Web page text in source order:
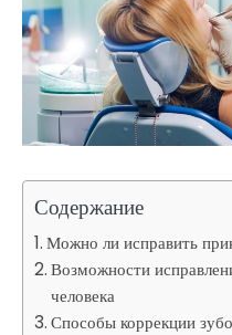
Содержание
Можно ли исправить
Возможности
человека
Способы коррекции